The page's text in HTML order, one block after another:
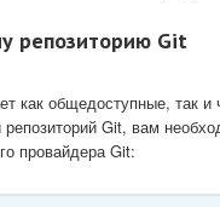
репозиторию Git
как общедоступные, так
репозиторий Git, вам
провайдера Git: